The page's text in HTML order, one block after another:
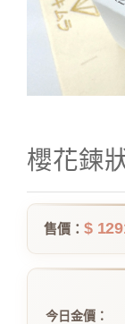
櫻花鍊
售價： $
今日金價：